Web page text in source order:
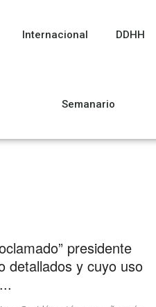
Internacional DDHH
Semanario
presidente
detallados y cuyo uso